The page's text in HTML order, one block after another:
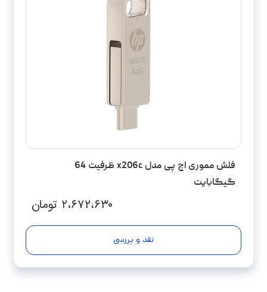
فلش مموری اچ‌ پی مدل x206c ظرفیت 64
گیگابایت
۲،۶۷۲،۶۳۰ تومان
نقد و بررسی